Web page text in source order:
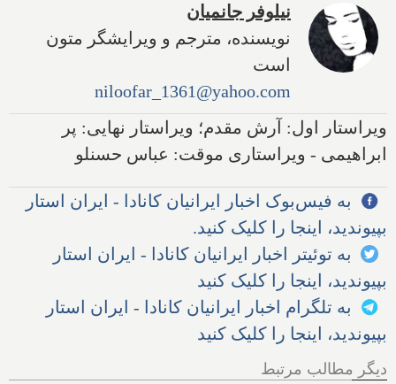
نیلوفر جانمیان
نویسنده، مترجم و ویرایشگر متون
است
niloofar_1361@yahoo.com
ویراستار اول: آرش مقدم؛ ویراستار نهایی: پر
ابراهیمی - ویراستاری موقت: عباس حسنلو
به فیس‌بوک اخبار ایرانیان کانادا - ایران استار
بپیوندید، اینجا را کلیک کنید.
به توئیتر اخبار ایرانیان کانادا - ایران استار
بپیوندید، اینجا را کلیک کنید
به تلگرام اخبار ایرانیان کانادا - ایران استار
بپیوندید، اینجا را کلیک کنید
دیگر مطالب مرتبط